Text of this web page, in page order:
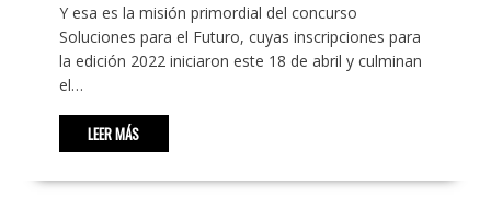
Y esa es la misión primordial del concurso
Soluciones para el Futuro, cuyas inscripciones para
la edición 2022 iniciaron este 18 de abril y culminan
el…
LEER MÁS